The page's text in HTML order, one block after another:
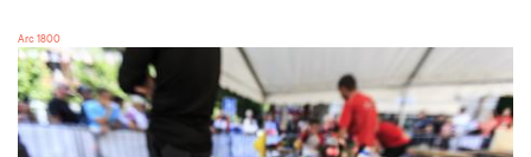
Arc 1800